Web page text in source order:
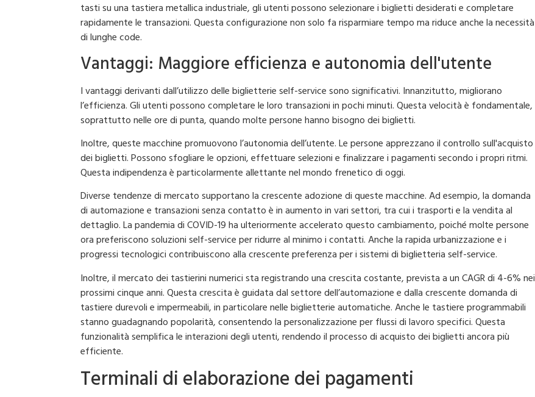
tasti su una tastiera metallica industriale, gli utenti possono selezionare i biglietti desiderati e completare
rapidamente le transazioni. Questa configurazione non solo fa risparmiare tempo ma riduce anche la necessità
di lunghe code.
Vantaggi: Maggiore efficienza e autonomia dell'utente
I vantaggi derivanti dall’utilizzo delle biglietterie self-service sono significativi. Innanzitutto, migliorano
l’efficienza. Gli utenti possono completare le loro transazioni in pochi minuti. Questa velocità è fondamentale,
soprattutto nelle ore di punta, quando molte persone hanno bisogno dei biglietti.
Inoltre, queste macchine promuovono l’autonomia dell’utente. Le persone apprezzano il controllo sull'acquisto
dei biglietti. Possono sfogliare le opzioni, effettuare selezioni e finalizzare i pagamenti secondo i propri ritmi.
Questa indipendenza è particolarmente allettante nel mondo frenetico di oggi.
Diverse tendenze di mercato supportano la crescente adozione di queste macchine. Ad esempio, la domanda
di automazione e transazioni senza contatto è in aumento in vari settori, tra cui i trasporti e la vendita al
dettaglio. La pandemia di COVID-19 ha ulteriormente accelerato questo cambiamento, poiché molte persone
ora preferiscono soluzioni self-service per ridurre al minimo i contatti. Anche la rapida urbanizzazione e i
progressi tecnologici contribuiscono alla crescente preferenza per i sistemi di biglietteria self-service.
Inoltre, il mercato dei tastierini numerici sta registrando una crescita costante, prevista a un CAGR di 4-6% nei
prossimi cinque anni. Questa crescita è guidata dal settore dell’automazione e dalla crescente domanda di
tastiere durevoli e impermeabili, in particolare nelle biglietterie automatiche. Anche le tastiere programmabili
stanno guadagnando popolarità, consentendo la personalizzazione per flussi di lavoro specifici. Questa
funzionalità semplifica le interazioni degli utenti, rendendo il processo di acquisto dei biglietti ancora più
efficiente.
Terminali di elaborazione dei pagamenti